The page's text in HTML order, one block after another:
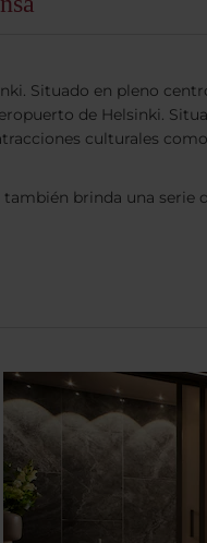
Situado en pleno
de Helsinki.
culturales
brinda una